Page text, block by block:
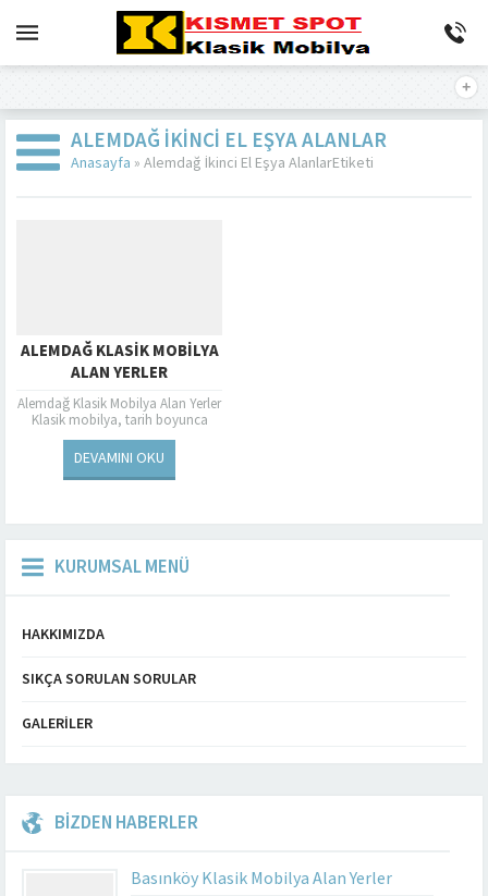
ALEMDAĞ İKINCI EL EŞYA ALANLAR
Anasayfa » Alemdağ İkinci El Eşya AlanlarEtiketi
ALEMDAĞ KLASIK MOBILYA
ALAN YERLER
Alemdağ Klasik Mobilya Alan Yerler
Klasik mobilya, tarih boyunca
değişen tasarım trendlerine
rağmen popülerliğini koruyan bir
DEVAMINI OKU
KURUMSAL MENÜ
HAKKIMIZDA
SIKÇA SORULAN SORULAR
GALERILER
BİZDEN HABERLER
Basınköy Klasik Mobilya Alan Yerler